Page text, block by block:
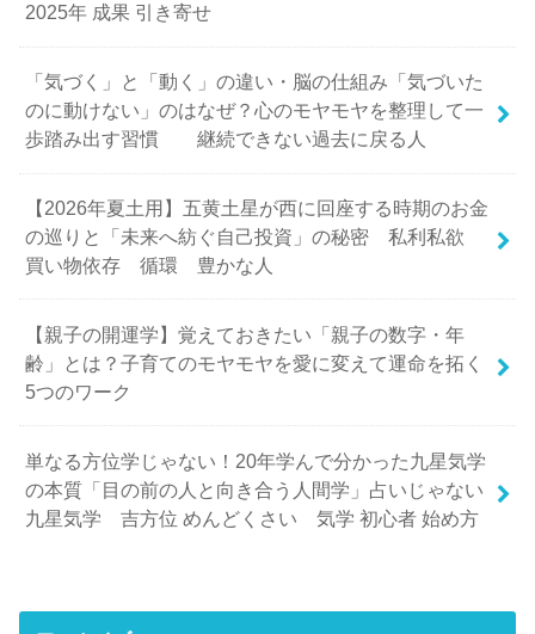
2025年 成果 引き寄せ
「気づく」と「動く」の違い・脳の仕組み「気づいた
のに動けない」のはなぜ？心のモヤモヤを整理して一
歩踏み出す習慣 継続できない過去に戻る人
【2026年夏土用】五黄土星が西に回座する時期のお金
の巡りと「未来へ紡ぐ自己投資」の秘密 私利私欲
買い物依存 循環 豊かな人
【親子の開運学】覚えておきたい「親子の数字・年
齢」とは？子育てのモヤモヤを愛に変えて運命を拓く
5つのワーク
単なる方位学じゃない！20年学んで分かった九星気学
の本質「目の前の人と向き合う人間学」占いじゃない
九星気学 吉方位 めんどくさい 気学 初心者 始め方